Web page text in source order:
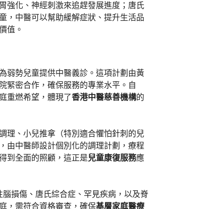
強化、神經刺激來追趕發展進度；唐氏
，中醫可以幫助緩解症狀、提升生活品
值。
弱勢兒童提供中醫義診。這項計劃由黃
緊密合作，確保服務的專業水平。自
重燃希望，體現了香港中醫慈善機構的
理、小兒推拿（特別適合懼怕針刺的兒
由中醫師設計個別化的調理計劃，療程
到全面的照顧，這正是兒童康復服務應
損傷、唐氏綜合症、罕見疾病，以及脊
，需符合資格審查，確保基層家庭醫療